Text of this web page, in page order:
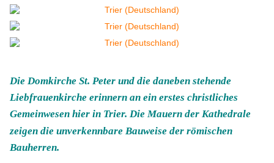
Die Domkirche St. Peter und die daneben stehende
Liebfrauenkirche erinnern an ein erstes christliches
Gemeinwesen hier in Trier. Die Mauern der Kathedrale
zeigen die unverkennbare Bauweise der römischen
Bauherren.